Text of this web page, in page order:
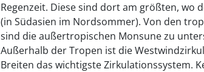
Regenzeit. Diese sind dort am größten, wo
(in Südasien im Nordsommer). Von den
sind die außertropischen Monsune zu
Außerhalb der Tropen ist die
Breiten das wichtigste Zirkulationssystem.